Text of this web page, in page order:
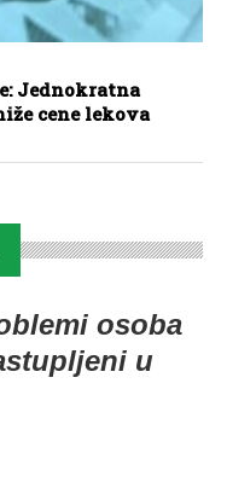
Jednokratna
cene lekova
osoba
u